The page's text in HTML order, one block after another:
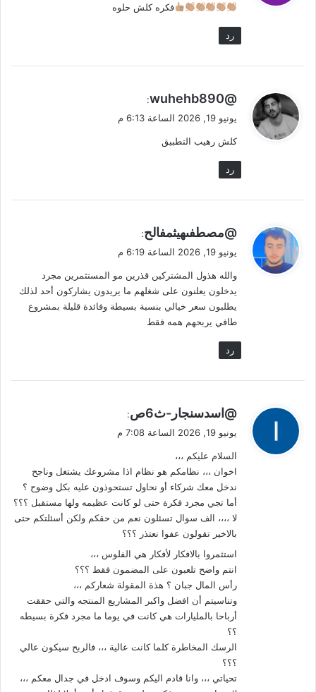
ل
فكره كلش حلوه
رد
ي
ل
@wuhehb890
:
يونيو 19, 2026 الساعة 6:13 م
كلش رهيب التطبيق
رد
ي
ل
@مصطفىهيثمفالح:
يونيو 19, 2026 الساعة 6:19 م
والله هذول المشتركين قذرين مو المستثمرين مجرد
يدخلون يعلنون على شغلهم ما يريدون يشاركون أحد لذلك
يطلبون سعر خيالي بنسبة بسيطة وفائدة قليلة بمشروع
طافي يربحهم همه فقط
رد
ي
ل
@اسدسنجار-ث6ص
:
يونيو 19, 2026 الساعة 7:08 م
السلام عليكم ،،،
اخوان ،،، نظامكم هو نظام اذا مشروعك يشتغل وناجح
ندخل معك شركاء أو نحاول تستحوذون عليه بكل وضوح ؟
أما تجي مجرد فكرة حتى لو كانت عظيمه ولها مستقبل ؟؟؟
لا ،،،، الف سوال تسئلون نعم من حقكم ولكن أسئلتكم حتى
بالاخير تقولون عفوا نعتذر ؟؟؟
استثمروا بالافكار لأفكار هي الفلوس ،،،
انتم واضح تلعبون على المضمون فقط ؟؟؟
رأس المال جبان ؟ هذة المقولة شعاركم ،،،
وتناسيتم أن افضل واكبر المشاريع المنتجه والتي حققت
أرباحا بالمليارات هي كانت في يوما ما مجرد فكرة بسيطه
؟؟
الرسك المخاطرة كلما كانت عالية ،،، فالربح سيكون عالي
؟؟؟
تحياتي ،،، وانا قادم اليكم وسوف ادخل في جدال معكم ،،،